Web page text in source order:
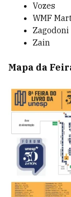
Vozes
WMF
Zagodoni
Zain
Mapa da